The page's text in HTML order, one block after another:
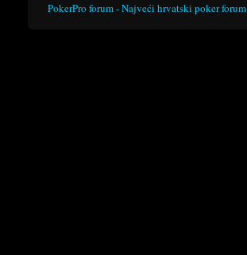
PokerPro forum - Najveći hrvatski poker forum